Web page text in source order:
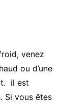
venez
ou d’une
il est
Si vous êtes